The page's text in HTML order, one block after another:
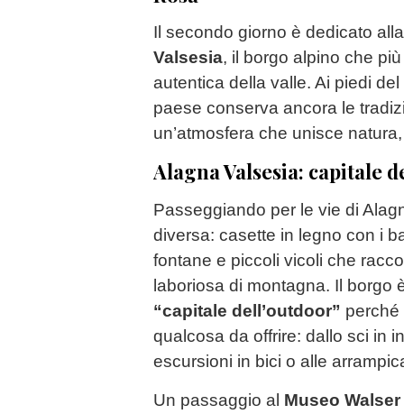
Il secondo giorno è dedicato
Valsesia, il borgo alpino che
autentica della valle. Ai piedi
paese conserva ancora le
un’atmosfera che unisce
Alagna Valsesia: capitale
Passeggiando per le vie di
diversa: casette in legno con i
fontane e piccoli vicoli che
laboriosa di montagna. Il borgo
“capitale dell’outdoor” perché
qualcosa da offrire: dallo sci in
escursioni in bici o alle
Un passaggio al Museo Walser